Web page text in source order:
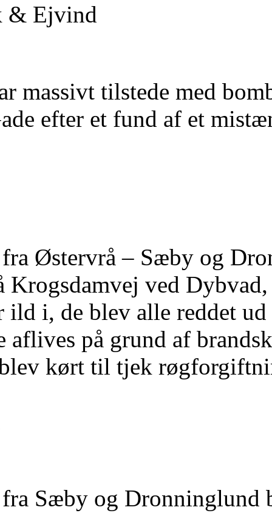
& Ejvind
massivt tilstede med
efter et fund af et
fra Østervrå – Sæby og
Krogsdamvej ved
i, de blev alle reddet ud
aflives på grund af
kørt til tjek
fra Sæby og Dronninglund